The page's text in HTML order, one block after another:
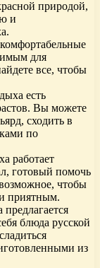
природой,
и
для
все, чтобы
есть
Вы можете
сходить в
по
работает
готовый помочь
чтобы
приятным.
блюда русской
из